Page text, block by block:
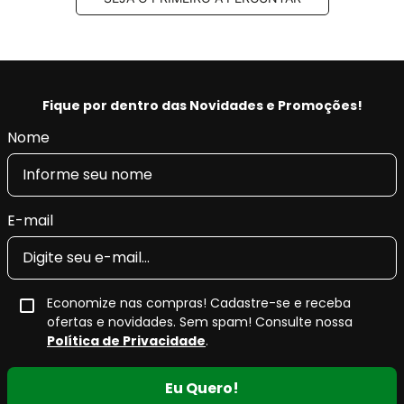
Código Original (OEM):31306771178,
31316786010, 31316785594, 31316780076,
31316772918, 31316786002, 31316768220,
31316786005, 31316786009, 31316780075,
31316772921, 31316785589, 31316785593,
31316786005, 31316786013, 31316771177,
31316782329, 31316786001, 31306771177,
31316767321, 31316767323, 31316768219,
31316796159, 31316796155, 31316796156
Código EAN/GTIN:4909500907122
Conteúdo da embalagem:
especificações originais para os anos
Fique por dentro das Novidades e Promoções!
Nome
E-mail
Economize nas compras! Cadastre-se e receba
ofertas e novidades. Sem spam! Consulte nossa
Política de Privacidade.
Eu Quero!